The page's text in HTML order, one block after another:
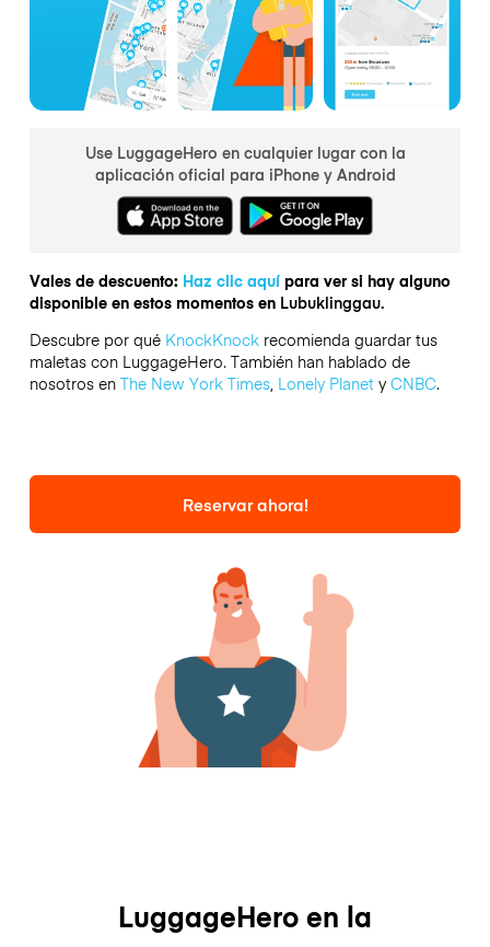
Use LuggageHero en cualquier lugar con la
aplicación oficial para iPhone y Android
Vales de descuento: Haz clic aquípara ver si hay alguno
disponible en estos momentos en Lubuklinggau.
Descubre por qué KnockKnockrecomienda guardar tus
maletas con LuggageHero. También han hablado de
nosotros en The New York Times, Lonely Planety CNBC.
Reservar ahora!
LuggageHero en la